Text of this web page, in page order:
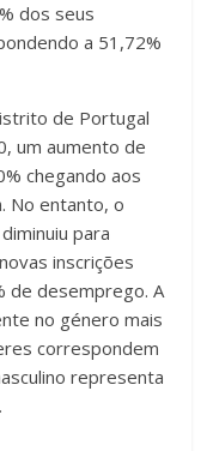
dos seus
a 51,72%
de Portugal
um aumento de
chegando aos
No entanto, o
para
inscrições
de desemprego. A
no género mais
correspondem
representa